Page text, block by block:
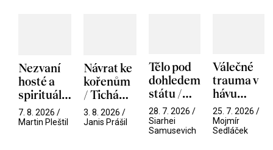
Nezvaní
hosté a
spirituální
narušitelé
z vesmíru
7. 8. 2026 /
Martin Pleštil
Návrat ke
kořenům
/ Tichá
přítelkyně
3. 8. 2026 /
Janis Prášil
Tělo pod
dohledem
státu /
Pramen
28. 7. 2026 /
Siarhei
Samusevich
Válečné
trauma v
hávu
spektáklu
/ Odyssea
25. 7. 2026 /
Mojmír
Sedláček